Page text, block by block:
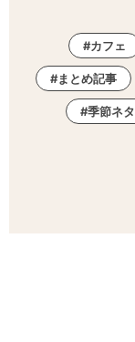
カフェ
まとめ記事
季節ネタ